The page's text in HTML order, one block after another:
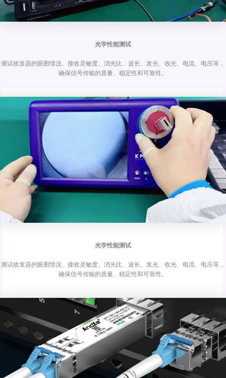
光学性能测试
测试收发器的眼图情况、接收灵敏度、消光比、波长、发光、收光、电流、电压等，
确保信号传输的质量、稳定性和可靠性。
光学性能测试
测试收发器的眼图情况、接收灵敏度、消光比、波长、发光、收光、电流、电压等，
确保信号传输的质量、稳定性和可靠性。